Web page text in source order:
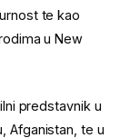
te kao
u New
predstavnik u
Afganistan, te u